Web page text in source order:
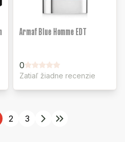
Armaf Blue Homme EDT
0
Zatiaľ žiadne recenzie
2 3